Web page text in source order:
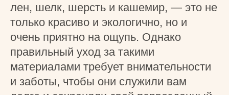
лен, шелк, шерсть и кашемир, — это не
только красиво и экологично, но и
очень приятно на ощупь. Однако
правильный уход за такими
материалами требует внимательности
и заботы, чтобы они служили вам